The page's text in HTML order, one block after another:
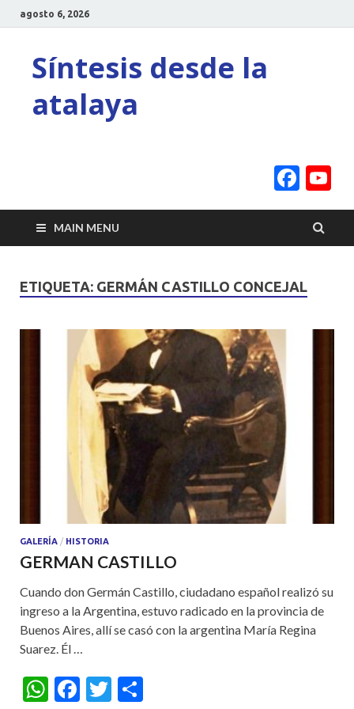
agosto 6, 2026
Síntesis desde la
atalaya
MAIN MENU
ETIQUETA: GERMÁN CASTILLO CONCEJAL
GALERÍA / HISTORIA
GERMAN CASTILLO
Cuando don Germán Castillo, ciudadano español realizó su
ingreso a la Argentina, estuvo radicado en la provincia de
Buenos Aires, allí se casó con la argentina María Regina
Suarez. Él …
W F
T